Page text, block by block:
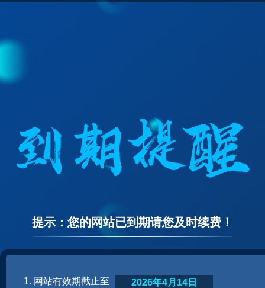
提示：您的网站已到期请您及时续费！
1. 网站有效期截止至
2026年4月14日